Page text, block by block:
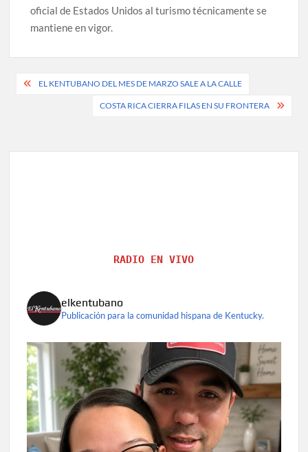
oficial de Estados Unidos al turismo técnicamente se
mantiene en vigor.
Post
navigation
EL KENTUBANO DEL MES DE MARZO SALE A LA CALLE
COSTA RICA CIERRA FILAS EN SU FRONTERA
RADIO EN VIVO
elkentubano
Publicación para la comunidad hispana de Kentucky.